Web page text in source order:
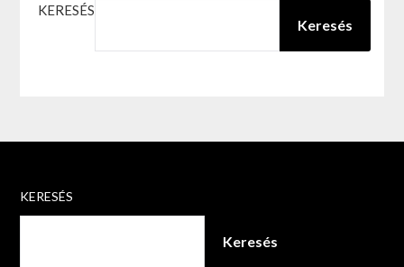
KERESÉS
Keresés
KERESÉS
Keresés